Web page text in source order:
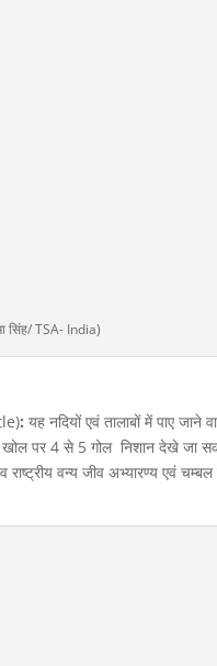
सिंह/ TSA- India)
:यह नदियों एवं तालाबों में पाए जाने
खोल पर 4 से 5 गोल निशान देखे जा
वन्य जीव अभ्यारण्य एवं चम्बल